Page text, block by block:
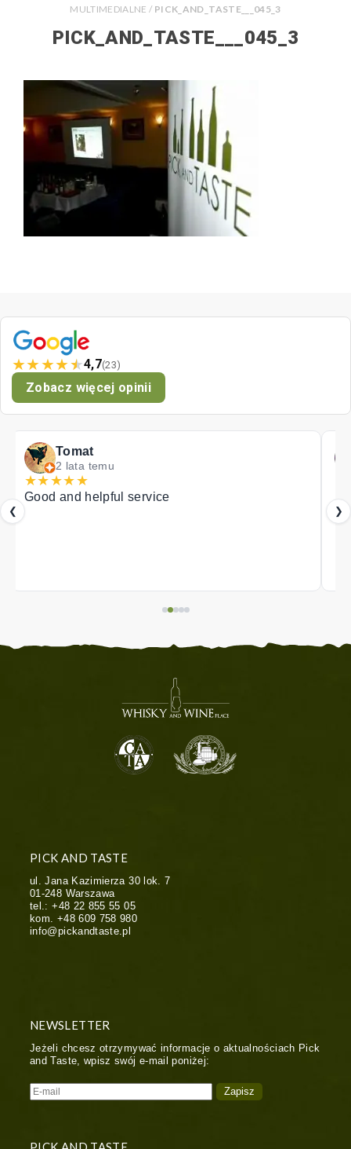
MULTIMEDIALNE / PICK_AND_TASTE___045_3
PICK_AND_TASTE___045_3
★★★★★4,7(23)
Zobacz więcej opinii
❮
Tomat
2 lata temu
★★★★★
Good and helpful service
❯
PICK AND TASTE
ul. Jana Kazimierza 30 lok. 7
01-248 Warszawa
tel.:+48 22 855 55 05
kom. +48 609 758 980
info@pickandtaste.pl
NEWSLETTER
Jeżeli chcesz otrzymywać informacje o aktualnościach Pick
and Taste, wpisz swój e-mail poniżej: